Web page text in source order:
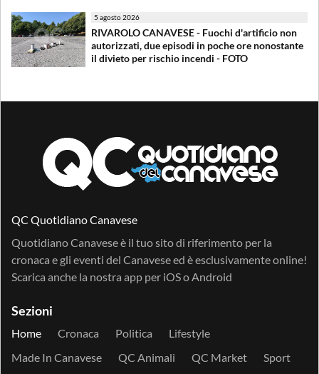
5 agosto 2026
RIVAROLO CANAVESE - Fuochi d'artificio non
autorizzati, due episodi in poche ore nonostante
il divieto per rischio incendi - FOTO
QC Quotidiano Canavese
Quotidiano Canavese è il tuo sito di riferimento per la
cronaca e gli eventi del Canavese ed è esclusivamente online!
Scarica anche la nostra app per iOSoAndroid
Sezioni
Home Cronaca Politica
Lifestyle
Made In Canavese
QC Animali QC Market
Sport